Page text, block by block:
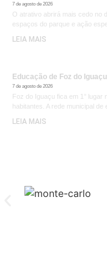
7 de agosto de 2026
O atrativo abrirá mais cedo no
espaços do parque e ação
LEIA MAIS
Educação de Foz do
7 de agosto de 2026
Foz do Iguaçu fica em 1° lugar
habitantes. A rede municipal
LEIA MAIS